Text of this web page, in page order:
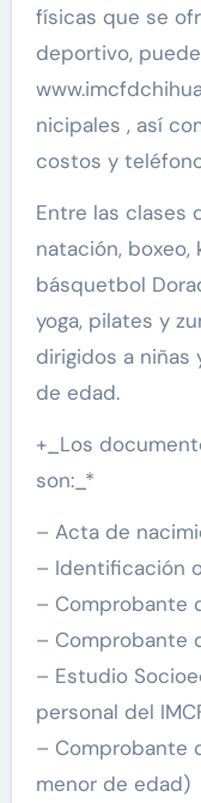
físicas que se
deportivo,
nicipales , así
costos y
Entre las clases
natación, boxeo,
básquetbol
yoga, pilates y
dirigidos a niñas
de edad.
+_Los
son:_*
– Acta de
– Identificación
– Comprobante
– Comprobante
– Estudio
personal del
– Comprobante
menor de edad)